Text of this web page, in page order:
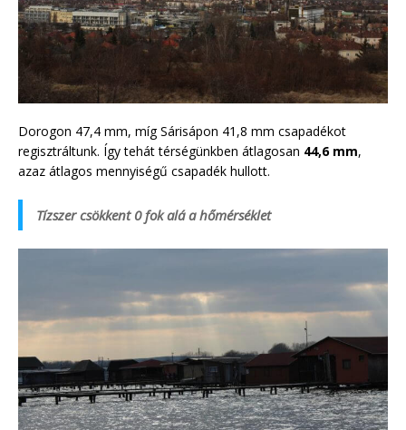
Dorogon 47,4 mm, míg Sárisápon 41,8 mm csapadékot
regisztráltunk. Így tehát térségünkben átlagosan 44,6 mm,
azaz átlagos mennyiségű csapadék hullott.
Tízszer csökkent 0 fok alá a hőmérséklet